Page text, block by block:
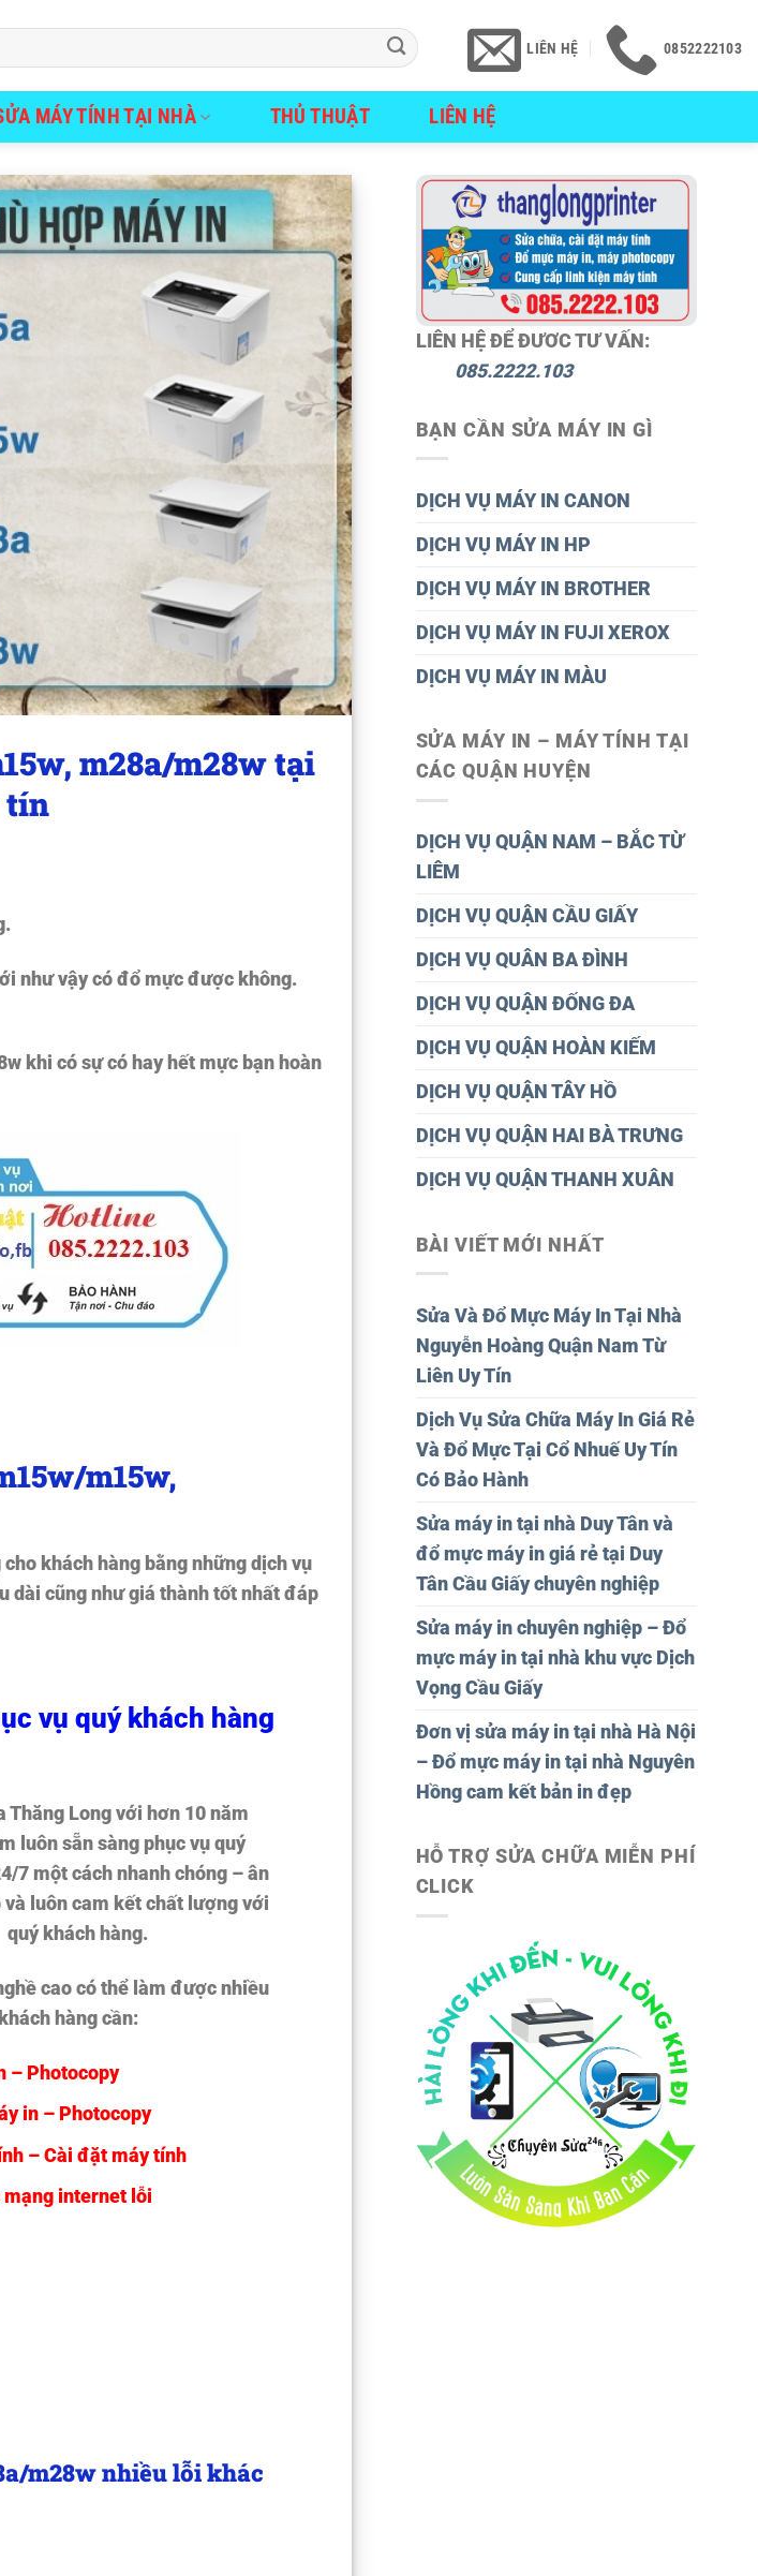
LIÊN HỆ 0852222103
MÁY TÍNH TẠI NHÀ THỦ THUẬT LIÊN HỆ
m28a/m28w tại
tín
như vậy có đổ mực được không.
khi có sự có hay hết mực bạn hoàn
m15w,
khách hàng bằng những dịch vụ
dài cũng như giá thành tốt nhất đáp
vụ quý khách hàng
Thăng Long với hơn 10 năm
luôn sẵn sàng phục vụ quý
7 một cách nhanh chóng – ân
và luôn cam kết chất lượng với
quý khách hàng.
cao có thể làm được nhiều
hàng cần:
– Photocopy
in – Photocopy
– Cài đặt máy tính
mạng internet lỗi
m28w nhiều lỗi khác
LIÊN HỆ ĐỂ ĐƯƠC TƯ VẤN:
085.2222.103
BẠN CẦN SỬA MÁY IN GÌ
DỊCH VỤ MÁY IN CANON
DỊCH VỤ MÁY IN HP
DỊCH VỤ MÁY IN BROTHER
DỊCH VỤ MÁY IN FUJI XEROX
DỊCH VỤ MÁY IN MÀU
SỬA MÁY IN – MÁY TÍNH TẠI
CÁC QUẬN HUYỆN
DỊCH VỤ QUẬN NAM – BẮC TỪ
LIÊM
DỊCH VỤ QUẬN CẦU GIẤY
DỊCH VỤ QUÂN BA ĐÌNH
DỊCH VỤ QUẬN ĐỐNG ĐA
DỊCH VỤ QUẬN HOÀN KIẾM
DỊCH VỤ QUẬN TÂY HỒ
DỊCH VỤ QUẬN HAI BÀ TRƯNG
DỊCH VỤ QUẬN THANH XUÂN
BÀI VIẾT MỚI NHẤT
Sửa Và Đổ Mực Máy In Tại Nhà
Nguyễn Hoàng Quận Nam Từ
Liên Uy Tín
Dịch Vụ Sửa Chữa Máy In Giá Rẻ
Và Đổ Mực Tại Cổ Nhuế Uy Tín
Có Bảo Hành
Sửa máy in tại nhà Duy Tân và
đổ mực máy in giá rẻ tại Duy
Tân Cầu Giấy chuyên nghiệp
Sửa máy in chuyên nghiệp – Đổ
mực máy in tại nhà khu vực Dịch
Vọng Cầu Giấy
Đơn vị sửa máy in tại nhà Hà Nội
– Đổ mực máy in tại nhà Nguyên
Hồng cam kết bản in đẹp
HỖ TRỢ SỬA CHỮA MIỄN PHÍ
CLICK